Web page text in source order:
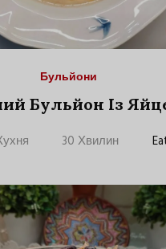
Бульйони
Бульйон Із
30 Хвилин